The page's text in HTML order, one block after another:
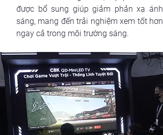
được bổ sung giúp giảm phản xạ ánh
sáng, mang đến trải nghiệm xem tốt hơn
ngay cả trong môi trường sáng.